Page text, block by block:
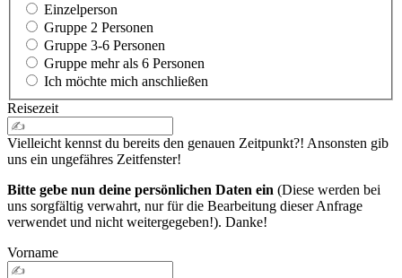
Einzelperson
Gruppe 2 Personen
Gruppe 3-6 Personen
Gruppe mehr als 6 Personen
Ich möchte mich anschließen
Reisezeit
Vielleicht kennst du bereits den genauen Zeitpunkt?! Ansonsten gib
uns ein ungefähres Zeitfenster!
Bitte gebe nun deine persönlichen Daten ein (Diese werden bei
uns sorgfältig verwahrt, nur für die Bearbeitung dieser Anfrage
verwendet und nicht weitergegeben!). Danke!
Vorname